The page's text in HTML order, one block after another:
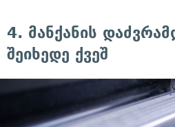
4. მანქანის
შეიხედე ქვეშ